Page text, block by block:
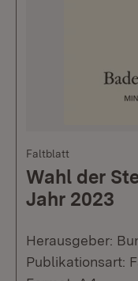
Faltblatt
Wahl der
Jahr 2023
Herausgeber:
Publikationsart: